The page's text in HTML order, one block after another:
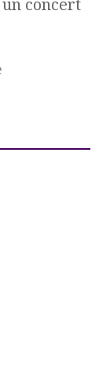
concert